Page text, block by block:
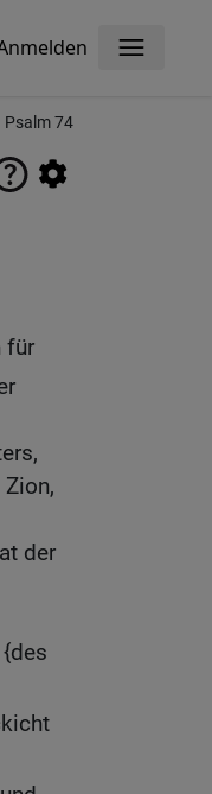
Menü
Psalm 74
für
der